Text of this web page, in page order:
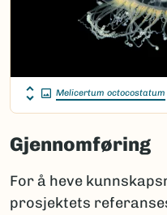
Melicertum octocostatum
Gjennomføring
For å heve
prosjektets